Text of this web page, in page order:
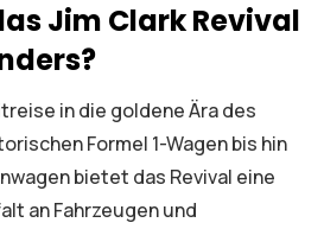
Jim Clark Revival
in die goldene Ära des
Formel 1-Wagen bis hin
bietet das Revival eine
an Fahrzeugen und